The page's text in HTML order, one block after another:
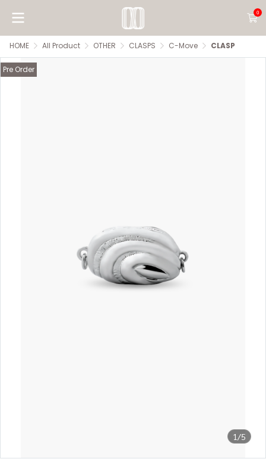
0
HOME All Product OTHER CLASPS C-Move CLASP
1/5
Pre Order